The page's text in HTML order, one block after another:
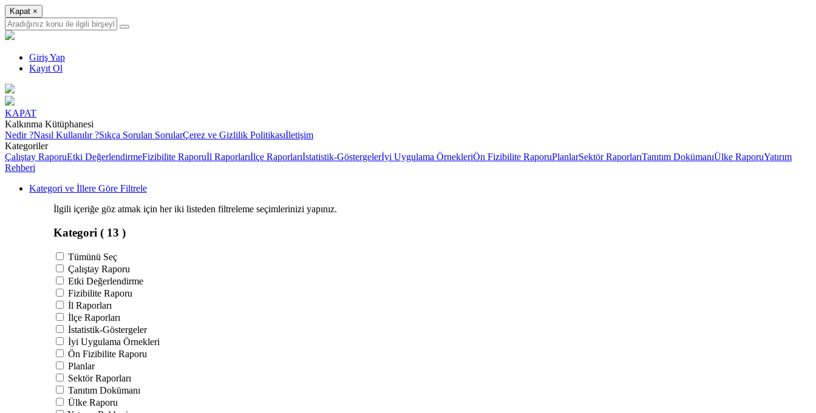
Kapat ×
Giriş Yap
Kayıt Ol
KAPAT
Kalkınma Kütüphanesi
Nedir ?Nasıl Kullanılır ?Sıkça Sorulan SorularÇerez ve Gizlilik Politikasıİletişim
Kategoriler
Çalıştay RaporuEtki DeğerlendirmeFizibilite Raporuİl Raporlarıİlçe Raporlarıİstatistik-Göstergelerİyi Uygulama ÖrnekleriÖn Fizibilite RaporuPlanlarSektör RaporlarıTanıtım DokümanıÜlke RaporuYatırım
Rehberi
Kategori ve İllere Göre Filtrele
İlgili içeriğe göz atmak için her iki listeden filtreleme seçimlerinizi yapınız.
Kategori ( 13 )
Tümünü Seç
Çalıştay Raporu
Etki Değerlendirme
Fizibilite Raporu
İl Raporları
İlçe Raporları
İstatistik-Göstergeler
İyi Uygulama Örnekleri
Ön Fizibilite Raporu
Planlar
Sektör Raporları
Tanıtım Dokümanı
Ülke Raporu